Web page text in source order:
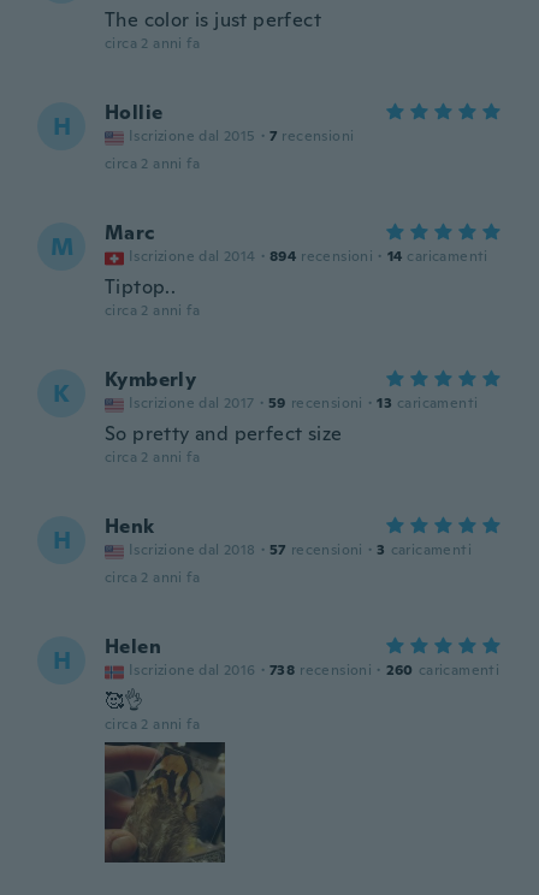
The color is just perfect
circa 2 anni fa
H Hollie
Iscrizione dal 2015 · 7 recensioni
circa 2 anni fa
M Marc
Iscrizione dal 2014 · 894 recensioni · 14 caricamenti
Tiptop..
circa 2 anni fa
K Kymberly
Iscrizione dal 2017 · 59 recensioni · 13 caricamenti
So pretty and perfect size
circa 2 anni fa
H Henk
Iscrizione dal 2018 · 57 recensioni · 3 caricamenti
circa 2 anni fa
H Helen
Iscrizione dal 2016 · 738 recensioni · 260 caricamenti
🥰👌
circa 2 anni fa